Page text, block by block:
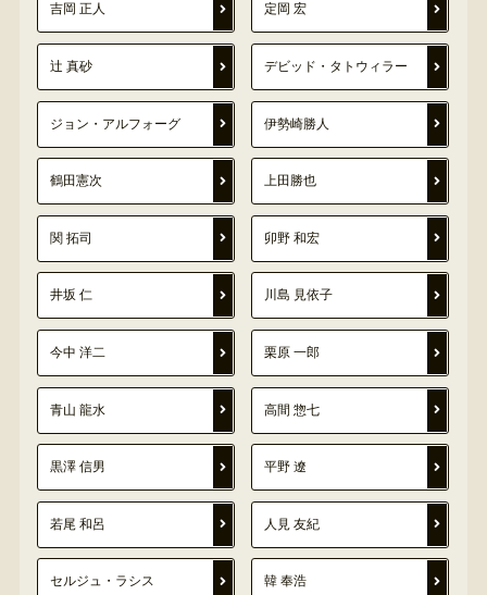
吉岡 正人 定岡 宏
辻 真砂 デビッド・タトウィラー
ジョン・アルフォーグ 伊勢崎勝人
鶴田憲次 上田勝也
関 拓司 卯野 和宏
井坂 仁 川島 見依子
今中 洋二 栗原 一郎
青山 龍水 高間 惣七
黒澤 信男 平野 遼
若尾 和呂 人見 友紀
セルジュ・ラシス 韓 奉浩